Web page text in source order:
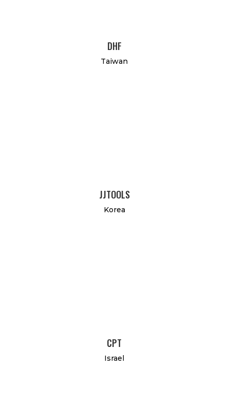
DHF
Taiwan
JJTOOLS
Korea
CPT
Israel